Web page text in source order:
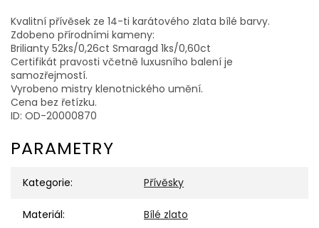
Kvalitní přívěsek ze 14-ti karátového zlata bílé barvy.
Zdobeno přírodními kameny:
Brilianty 52ks/0,26ct Smaragd 1ks/0,60ct
Certifikát pravosti včetně luxusního balení je
samozřejmostí.
Vyrobeno mistry klenotnického umění.
Cena bez řetízku.
ID: OD-20000870
PARAMETRY
Kategorie: Přívěsky
Materiál: Bílé zlato